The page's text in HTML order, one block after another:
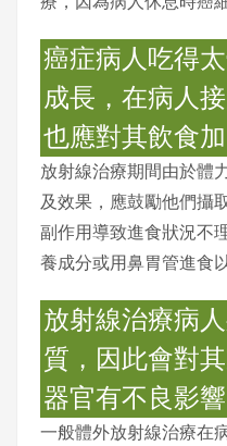
癌症病人吃得
成長，在病人
也應對其飲食
放射線治療期間由於體
及效果，應鼓勵他們攝
副作用導致進食狀況不
養成分或用鼻胃管進食
放射線治療病
質，因此會對
器官有不良影響
一般體外放射線治療在